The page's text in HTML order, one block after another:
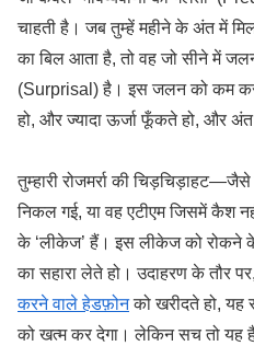
चाहती है। जब तुम्हें महीने के अंत में
का बिल आता है, तो वह जो सीने में जलन
(Surprisal) है। इस जलन को कम
हो, और ज्यादा ऊर्जा फूँकते हो, और
तुम्हारी रोजमर्रा की
निकल गई, या वह एटीएम जिसमें कैश
के ‘लीकेज’ हैं। इस लीकेज को रोकने
का सहारा लेते हो। उदाहरण के तौर
करने वाले हेडफ़ोनको खरीदते हो, यह
को खत्म कर देगा। लेकिन सच तो यह